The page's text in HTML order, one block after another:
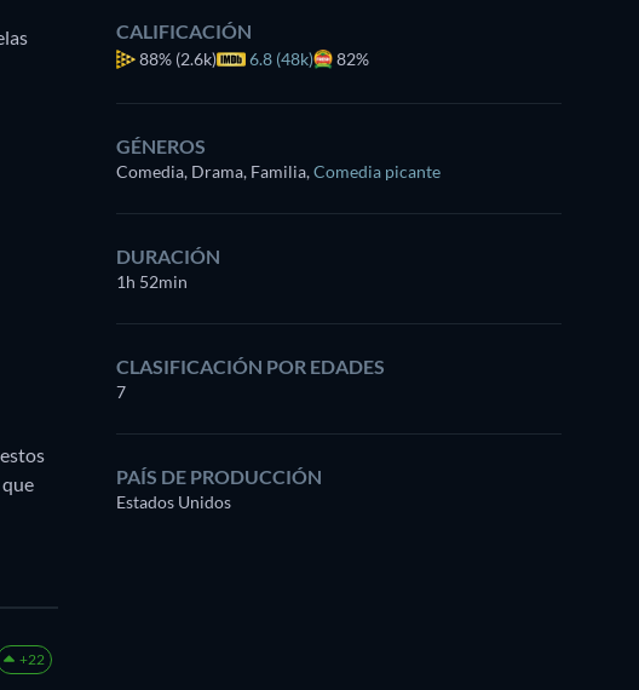
CALIFICACIÓN
88% (2.6k) 6.8 (48k) 82%
GÉNEROS
Comedia, Drama, Familia,Comedia picante
DURACIÓN
1h 52min
CLASIFICACIÓN POR EDADES
7
PAÍS DE PRODUCCIÓN
Estados Unidos
+22